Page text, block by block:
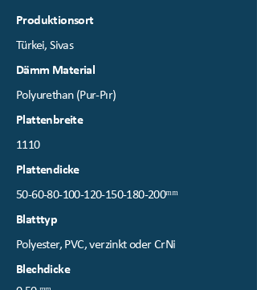
Produktionsort
Türkei, Sivas
Dämm Material
Polyurethan (Pur-Pır)
Plattenbreite
1110
Plattendicke
50-60-80-100-120-150-180-200ᵐᵐ
Blatttyp
Polyester, PVC, verzinkt oder CrNi
Blechdicke